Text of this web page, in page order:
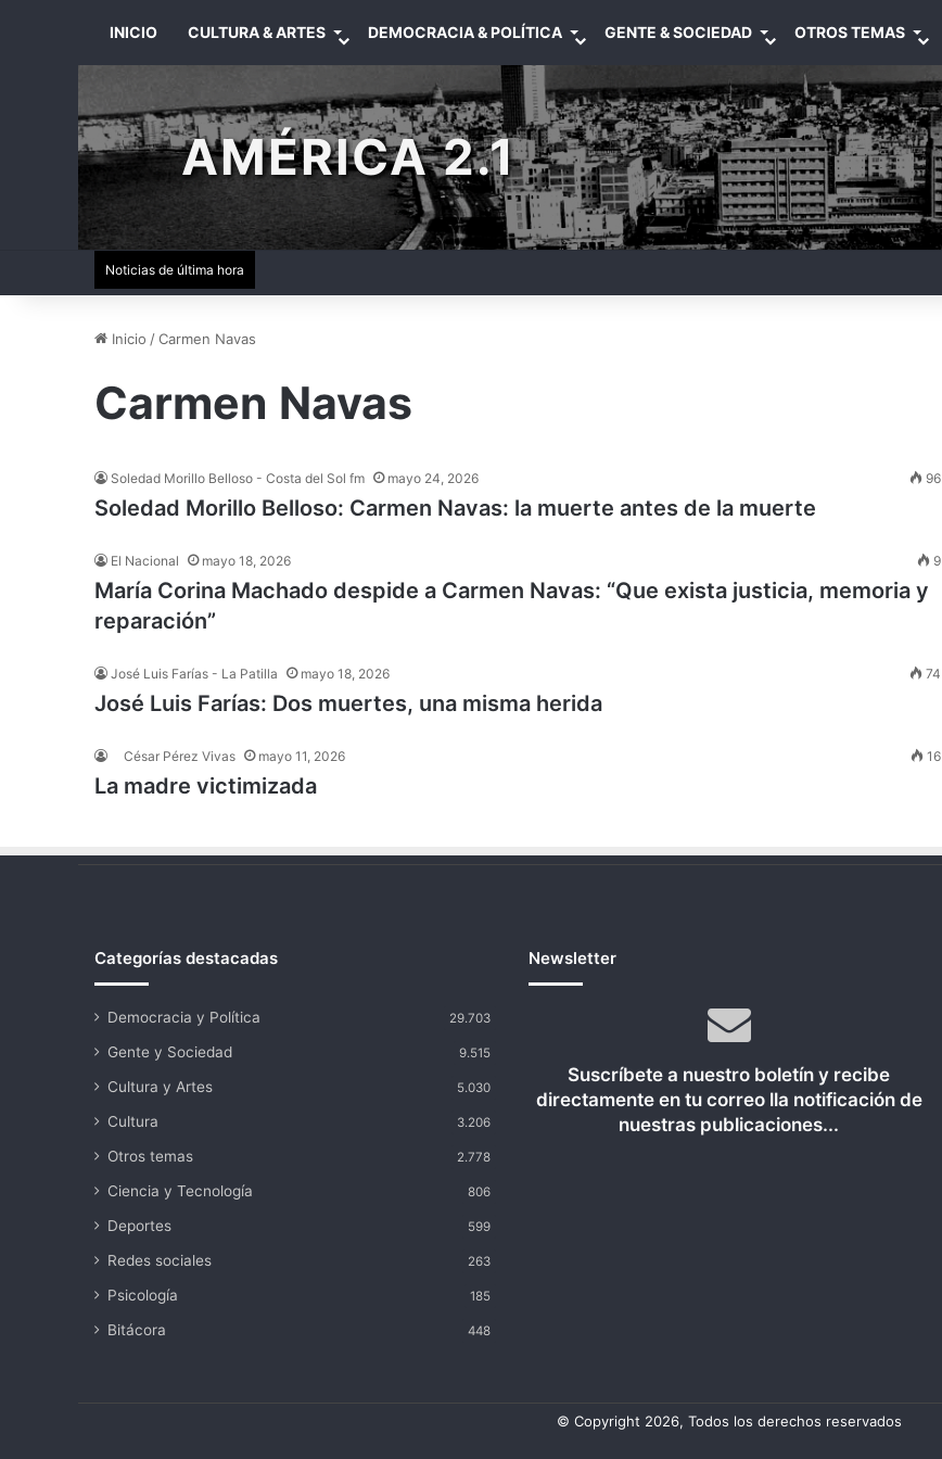
INICIO CULTURA & ARTES DEMOCRACIA & POLÍTICA GENTE & SOCIEDAD OTROS TEMAS
AMÉRICA 2.1
Noticias de última hora
Inicio /Carmen Navas
Carmen Navas
Soledad Morillo Belloso - Costa del Sol fm mayo 24, 2026 96
Soledad Morillo Belloso: Carmen Navas: la muerte antes de la muerte
El Nacional mayo 18, 2026 9
María Corina Machado despide a Carmen Navas: “Que exista justicia, memoria y
reparación”
José Luis Farías - La Patilla mayo 18, 2026 74
José Luis Farías: Dos muertes, una misma herida
César Pérez Vivas mayo 11, 2026 16
La madre victimizada
Categorías destacadas
Democracia y Política 29.703
Gente y Sociedad 9.515
Cultura y Artes 5.030
Cultura 3.206
Otros temas 2.778
Ciencia y Tecnología 806
Deportes 599
Redes sociales 263
Psicología 185
Bitácora 448
Newsletter
Suscríbete a nuestro boletín y recibe
directamente en tu correo lla notificación de
nuestras publicaciones...
© Copyright 2026, Todos los derechos reservados